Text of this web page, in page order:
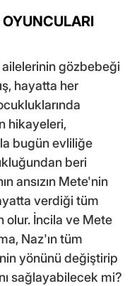
gözbebeği
hayatta her
hikayeleri,
bugün evliliğe
beri
ansızın Mete'nin
verdiği tüm
olur. İncila ve Mete
Naz'ın tüm
yönünü değiştirip
sağlayabilecek mi?